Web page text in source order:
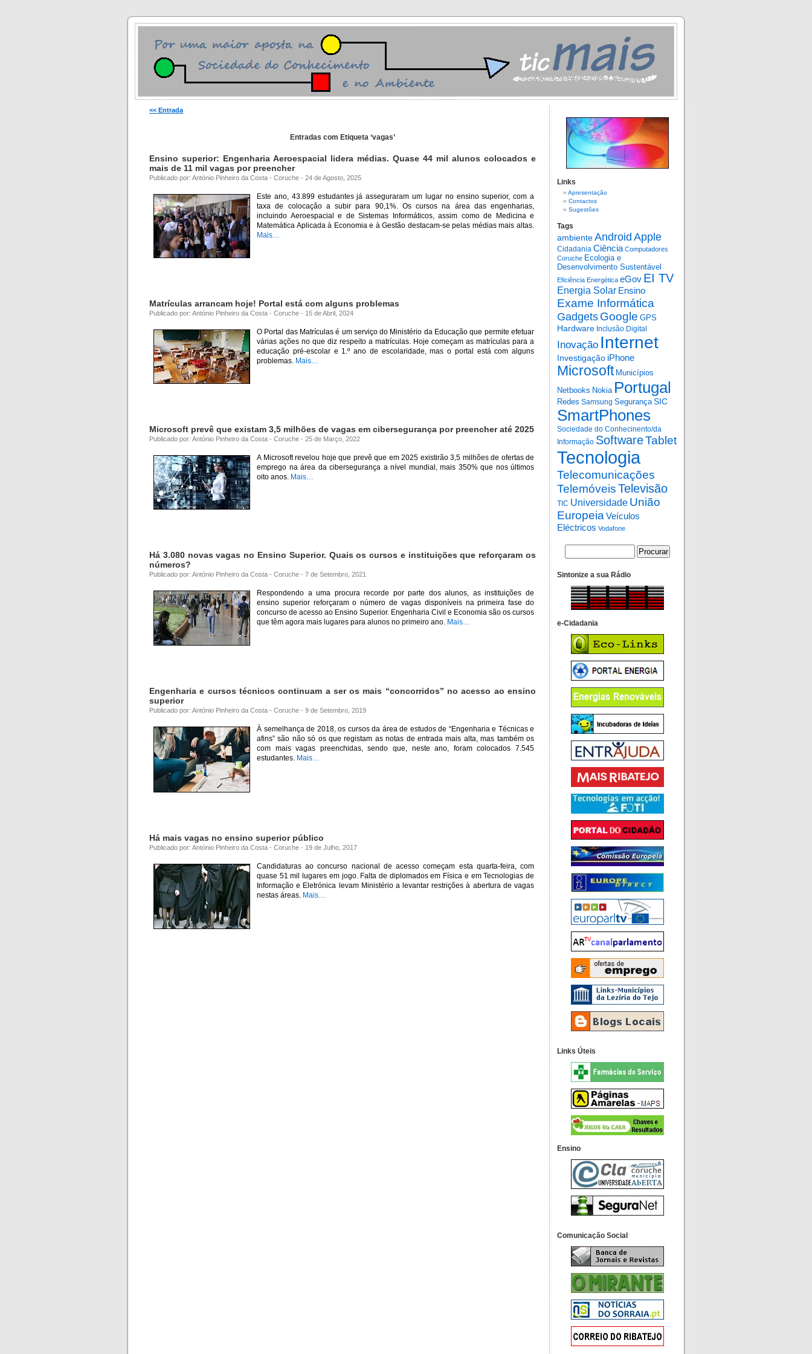
<< Entrada
Entradas com Etiqueta ‘vagas’
Ensino superior: Engenharia Aeroespacial lidera médias. Quase 44 mil alunos colocados e
mais de 11 mil vagas por preencher
Publicado por: António Pinheiro da Costa - Coruche - 24 de Agosto, 2025
Este ano, 43.899 estudantes já asseguraram um lugar no ensino superior, com a
taxa de colocação a subir para 90,1%. Os cursos na área das engenharias,
incluindo Aeroespacial e de Sistemas Informáticos, assim como de Medicina e
Matemática Aplicada à Economia e à Gestão destacam-se pelas médias mais altas.
Mais…
Matrículas arrancam hoje! Portal está com alguns problemas
Publicado por: António Pinheiro da Costa - Coruche - 15 de Abril, 2024
O Portal das Matrículas é um serviço do Ministério da Educação que permite efetuar
várias ações no que diz respeito a matrículas. Hoje começam as matrículas para a
educação pré-escolar e 1.º ano de escolaridade, mas o portal está com alguns
problemas. Mais…
Microsoft prevê que existam 3,5 milhões de vagas em cibersegurança por preencher até 2025
Publicado por: António Pinheiro da Costa - Coruche - 25 de Março, 2022
A Microsoft revelou hoje que prevê que em 2025 existirão 3,5 milhões de ofertas de
emprego na área da cibersegurança a nível mundial, mais 350% que nos últimos
oito anos. Mais…
Há 3.080 novas vagas no Ensino Superior. Quais os cursos e instituições que reforçaram os
números?
Publicado por: António Pinheiro da Costa - Coruche - 7 de Setembro, 2021
Respondendo a uma procura recorde por parte dos alunos, as instituições de
ensino superior reforçaram o número de vagas disponíveis na primeira fase do
concurso de acesso ao Ensino Superior. Engenharia Civil e Economia são os cursos
que têm agora mais lugares para alunos no primeiro ano. Mais…
Engenharia e cursos técnicos continuam a ser os mais “concorridos” no acesso ao ensino
superior
Publicado por: António Pinheiro da Costa - Coruche - 9 de Setembro, 2019
À semelhança de 2018, os cursos da área de estudos de “Engenharia e Técnicas e
afins” são não só os que registam as notas de entrada mais alta, mas também os
com mais vagas preenchidas, sendo que, neste ano, foram colocados 7.545
estudantes. Mais…
Há mais vagas no ensino superior público
Publicado por: António Pinheiro da Costa - Coruche - 19 de Julho, 2017
Candidaturas ao concurso nacional de acesso começam esta quarta-feira, com
quase 51 mil lugares em jogo. Falta de diplomados em Física e em Tecnologias de
Informação e Eletrónica levam Ministério a levantar restrições à abertura de vagas
nestas áreas. Mais…
Links
Apresentação
Contactos
Sugestões
Tags
ambienteAndroid Apple
Cidadania Ciência Computadores
Coruche Ecologia e
Desenvolvimento Sustentável
Eficiência Energética eGov EI TV
Energia Solar Ensino
Exame Informática
Gadgets Google GPS
Hardware Inclusão Digital
Inovação Internet
Investigação iPhone
Microsoft Municípios
Netbooks Nokia Portugal
Redes Samsung Segurança SIC
SmartPhones
Sociedade do Conhecinento/da
Informação SoftwareTablet
Tecnologia
Telecomunicações
TelemóveisTelevisão
TIC Universidade União
Europeia Veículos
Eléctricos Vodafone
Sintonize a sua Rádio
e-Cidadania
Links Úteis
Ensino
Comunicação Social